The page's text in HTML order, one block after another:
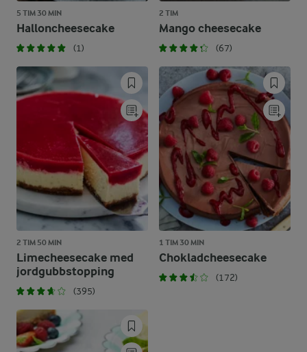
5 TIM 30 MIN
Halloncheesecake
(1)
2 TIM
Mango cheesecake
(67)
2 TIM 50 MIN
Limecheesecake med
jordgubbstopping
(395)
1 TIM 30 MIN
Chokladcheesecake
(172)